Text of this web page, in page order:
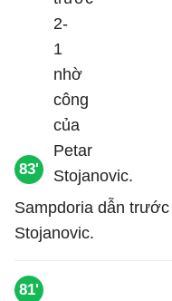
83'
Sampdoria dẫn
Stojanovic.
81'